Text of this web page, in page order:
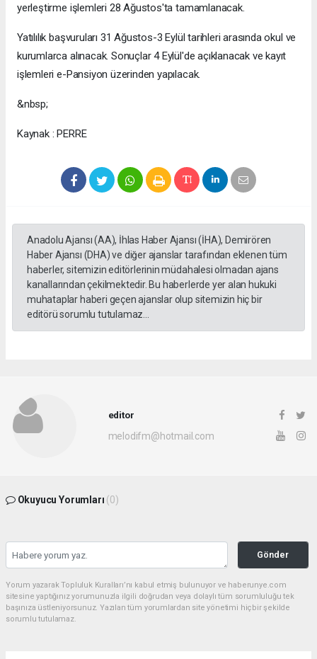
yerleştirme işlemleri 28 Ağustos'ta tamamlanacak.
Yatılılık başvuruları 31 Ağustos-3 Eylül tarihleri arasında okul ve
kurumlarca alınacak. Sonuçlar 4 Eylül'de açıklanacak ve kayıt
işlemleri e-Pansiyon üzerinden yapılacak.
&nbsp;
Kaynak : PERRE
Anadolu Ajansı (AA), İhlas Haber Ajansı (İHA), Demirören
Haber Ajansı (DHA) ve diğer ajanslar tarafından eklenen tüm
haberler, sitemizin editörlerinin müdahalesi olmadan ajans
kanallarından çekilmektedir. Bu haberlerde yer alan hukuki
muhataplar haberi geçen ajanslar olup sitemizin hiç bir
editörü sorumlu tutulamaz...
editor
melodifm@hotmail.com
Okuyucu Yorumları (0)
Gönder
Yorum yazarak Topluluk Kuralları’nı kabul etmiş bulunuyor ve haberunye.com
sitesine yaptığınız yorumunuzla ilgili doğrudan veya dolaylı tüm sorumluluğu tek
başınıza üstleniyorsunuz. Yazılan tüm yorumlardan site yönetimi hiçbir şekilde
sorumlu tutulamaz.